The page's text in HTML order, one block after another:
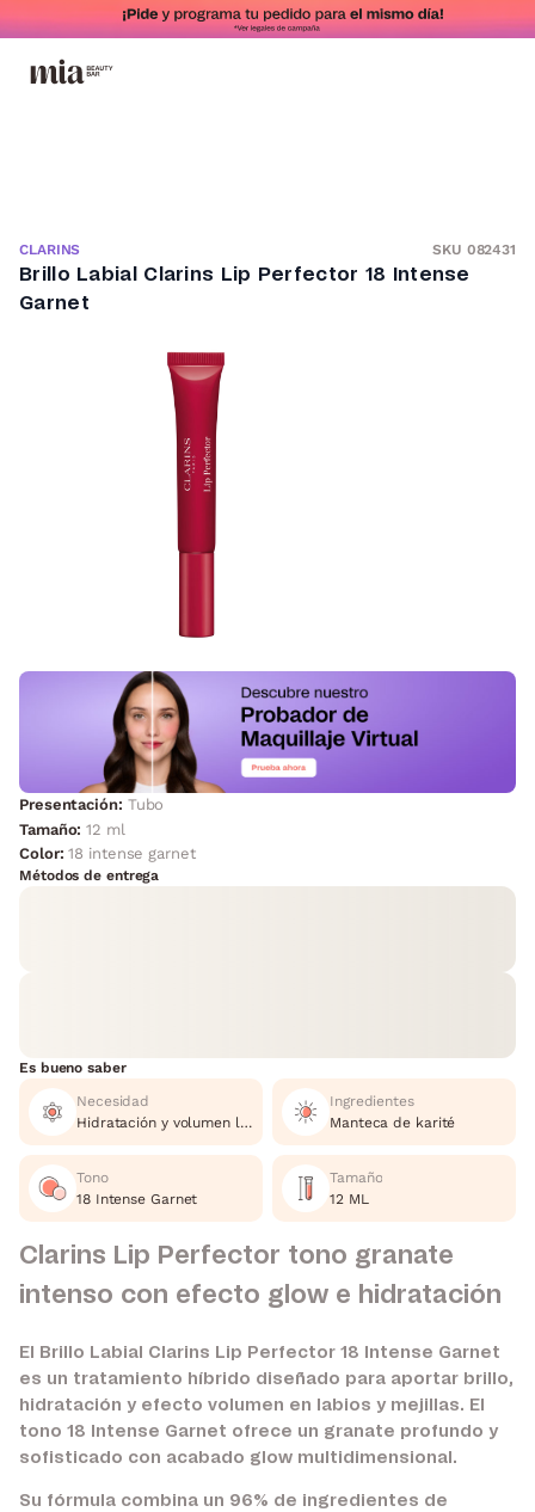
CLARINS SKU 082431
Brillo Labial Clarins Lip Perfector 18 Intense
Garnet
Presentación: Tubo
Tamaño:12 ml
Color:18 intense garnet
Métodos de entrega
Es bueno saber
Necesidad
Hidratación y volumen labial.
Ingredientes
Manteca de karité
Tono
18 Intense Garnet
Tamaño
12 ML
Clarins Lip Perfector tono granate
intenso con efecto glow e hidratación
El Brillo Labial Clarins Lip Perfector 18 Intense Garnet
es un tratamiento híbrido diseñado para aportar brillo,
hidratación y efecto volumen en labios y mejillas. El
tono 18 Intense Garnet ofrece un granate profundo y
sofisticado con acabado glow multidimensional.
Su fórmula combina un 96% de ingredientes de